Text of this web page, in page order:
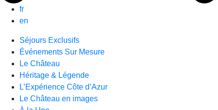
fr
en
Séjours Exclusifs
Événements Sur Mesure
Le Château
Héritage & Légende
L’Expérience Côte d’Azur
Le Château en images